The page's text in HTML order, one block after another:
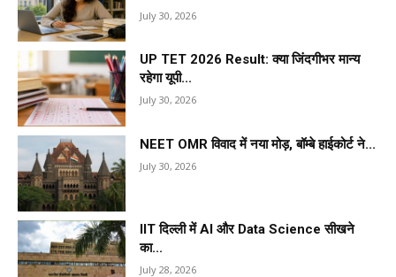
July 30, 2026
UP TET 2026 Result: क्या जिंदगीभर मान्य
रहेगा यूपी...
July 30, 2026
NEET OMR विवाद में नया मोड़, बॉम्बे हाईकोर्ट ने...
July 30, 2026
IIT दिल्ली में AI और Data Science सीखने
का...
July 28, 2026